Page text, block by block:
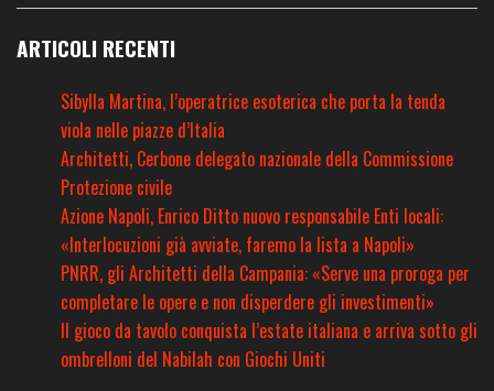
ARTICOLI RECENTI
Sibylla Martina, l’operatrice esoterica che porta la tenda
viola nelle piazze d’Italia
Architetti, Cerbone delegato nazionale della Commissione
Protezione civile
Azione Napoli, Enrico Ditto nuovo responsabile Enti locali:
«Interlocuzioni già avviate, faremo la lista a Napoli»
PNRR, gli Architetti della Campania: «Serve una proroga per
completare le opere e non disperdere gli investimenti»
Il gioco da tavolo conquista l’estate italiana e arriva sotto gli
ombrelloni del Nabilah con Giochi Uniti